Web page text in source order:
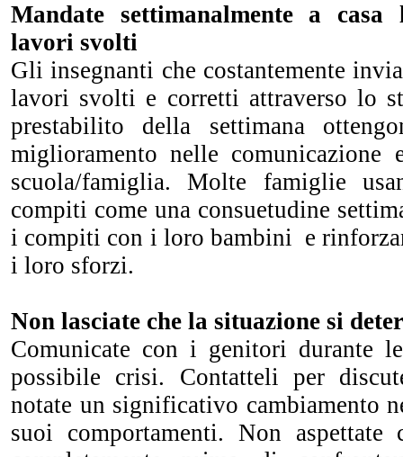
Mandate settimanalmente a
lavori svolti
Gli insegnanti che costantemente
lavori svolti e corretti attraverso lo
prestabilito della settimana
miglioramento nelle comunicazione
scuola/famiglia. Molte famiglie
compiti come una consuetudine
i compiti con i loro bambini e
i loro sforzi.
Non lasciate che la situazione si
Comunicate con i genitori durante
possibile crisi. Contatteli per
notate un significativo cambiamento
suoi comportamenti. Non